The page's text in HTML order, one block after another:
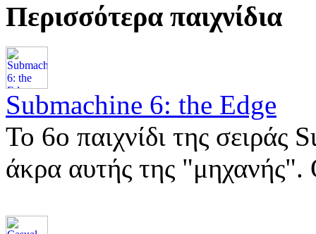
Περισσότερα παιχνίδια
Submachine 6: the Edge
Το 6ο παιχνίδι της σειράς
άκρα αυτής της